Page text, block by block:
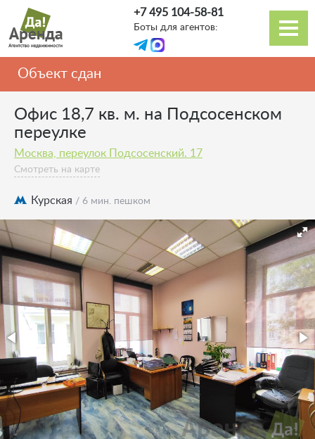
Перейти
основному
содержанию
Основная
навигация
+7 495 104-58-81
Боты для агентов:
Объект сдан
Офис 18,7 кв. м. на Подсосенском
переулке
Москва, переулок Подсосенский. 17
Смотреть на карте
Курская / 6 мин. пешком